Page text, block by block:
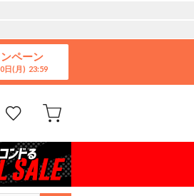
ペーン
日(月)